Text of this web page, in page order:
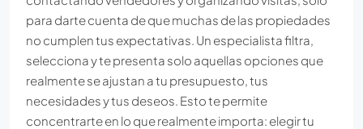
para darte cuenta de que muchas de las propiedades
no cumplen tus expectativas. Un especialista filtra,
selecciona y te presenta solo aquellas opciones que
realmente se ajustan a tu presupuesto, tus
necesidades y tus deseos. Esto te permite
concentrarte en lo que realmente importa: elegir tu